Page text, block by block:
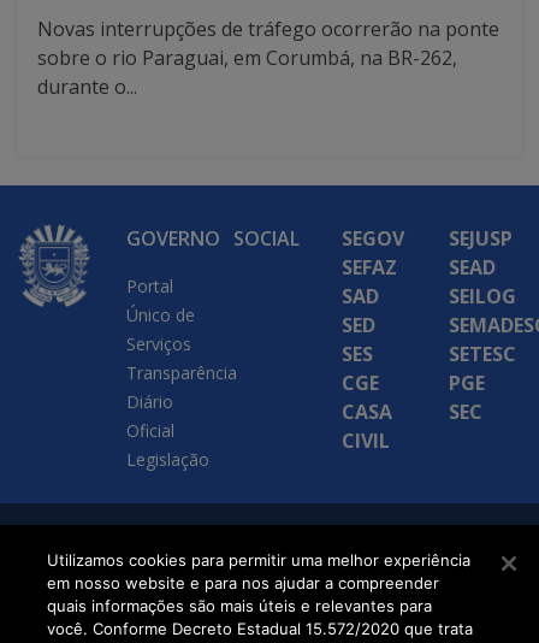
Novas interrupções de tráfego ocorrerão na ponte
sobre o rio Paraguai, em Corumbá, na BR-262,
durante o...
GOVERNO
Portal
Único de
Serviços
Transparência
Diário
Oficial
Legislação
SOCIAL
SEGOV
SEFAZ
SAD
SED
SES
CGE
CASA
CIVIL
SEJUSP
SEAD
SEILOG
SETESC
PGE
SEC
SETDIG | Secretaria-
Executiva de
Transformação Digital
Utilizamos cookies para permitir uma melhor experiência
em nosso website e para nos ajudar a compreender
quais informações são mais úteis e relevantes para
você. Conforme Decreto Estadual 15.572/2020 que trata